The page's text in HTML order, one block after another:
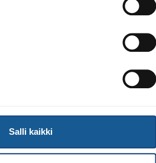
Salli kaikki
Swedish A-Judo/VI